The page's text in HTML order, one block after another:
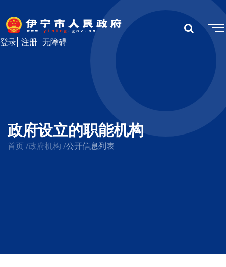
无障碍
登录 注册
政府设立的职能机构
首页 /政府机构 /公开信息列表